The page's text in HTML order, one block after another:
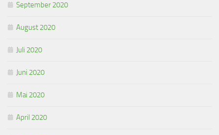
September 2020
August 2020
Juli 2020
Juni 2020
Mai 2020
April 2020